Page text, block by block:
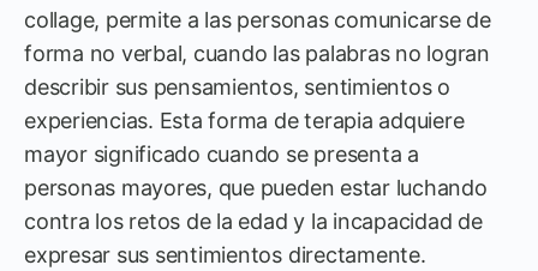
collage, permite a las personas comunicarse de
forma no verbal, cuando las palabras no logran
describir sus pensamientos, sentimientos o
experiencias. Esta forma de terapia adquiere
mayor significado cuando se presenta a
personas mayores, que pueden estar luchando
contra los retos de la edad y la incapacidad de
expresar sus sentimientos directamente.